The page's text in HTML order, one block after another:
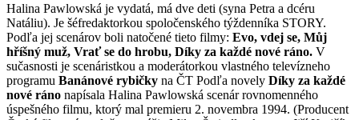
Halina Pawlowská je vydatá, má dve deti (syna Petra a dcéru
Natáliu). Je šéfredaktorkou spoločenského týždenníka STORY.
Podľa jej scenárov boli natočené tieto filmy: Evo, vdej se, Můj
hříšný muž, Vrať se do hrobu, Díky za každé nové ráno. V
sučasnosti je scenáristkou a moderátorkou vlastného televízneho
programu Banánové rybičky na ČT Podľa novely Díky za každé
nové ráno napísala Halina Pawlowská scenár rovnomenného
úspešného filmu, ktorý mal premieru 2. novembra 1994. (Producent